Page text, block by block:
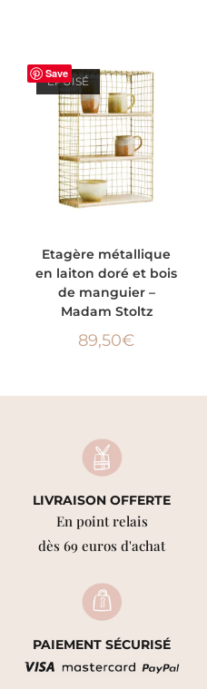
Save
ÉPUISÉ
Etagère métallique
en laiton doré et bois
de manguier –
Madam Stoltz
89,50€
LIVRAISON OFFERTE
En point relais
dès 69 euros d'achat
PAIEMENT SÉCURISÉ